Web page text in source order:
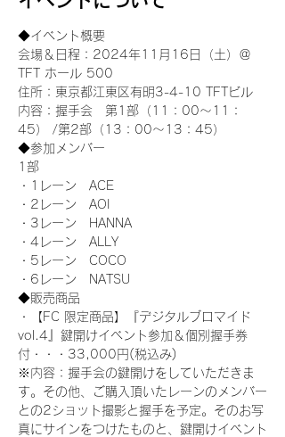
◆イベント概要
会場＆日程：2024年11月16日（土）＠
TFT ホール 500
住所：東京都江東区有明3-4-10 TFTビル
内容：握手会　第1部（11：00～11：
45） /第2部（13：00～13：45）
◆参加メンバー
1部
・1レーン　ACE
・2レーン　AOI
・3レーン　HANNA
・4レーン　ALLY
・5レーン　COCO
・6レーン　NATSU
◆販売商品
・【FC 限定商品】『デジタルブロマイド
vol.4』鍵開けイベント参加＆個別握手券
付・・・33,000円(税込み)
※内容：握手会の鍵開けをしていただきま
す。その他、ご購入頂いたレーンのメンバー
との2ショット撮影と握手を予定。そのお写
真にサインをつけたものと、鍵開けイベント